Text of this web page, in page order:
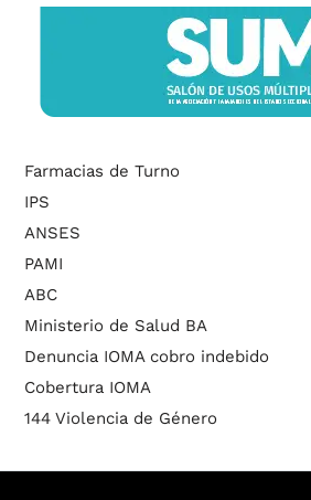
Farmacias de Turno
IPS
ANSES
PAMI
ABC
Ministerio de Salud BA
Denuncia IOMA cobro indebido
Cobertura IOMA
144 Violencia de Género